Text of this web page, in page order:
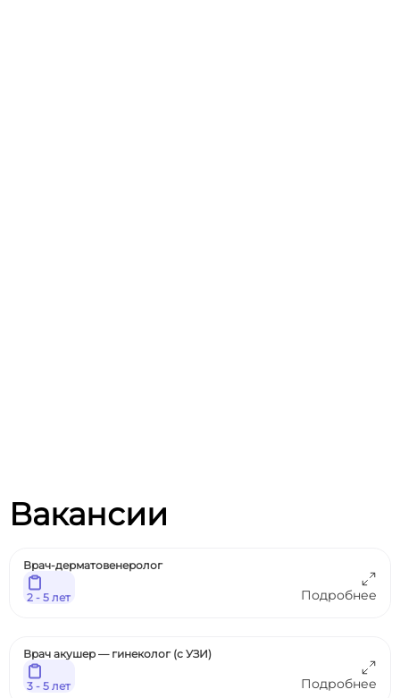
Вакансии
Врач-дерматовенеролог
Подробнее
2 - 5 лет
Врач акушер — гинеколог (с УЗИ)
Подробнее
3 - 5 лет